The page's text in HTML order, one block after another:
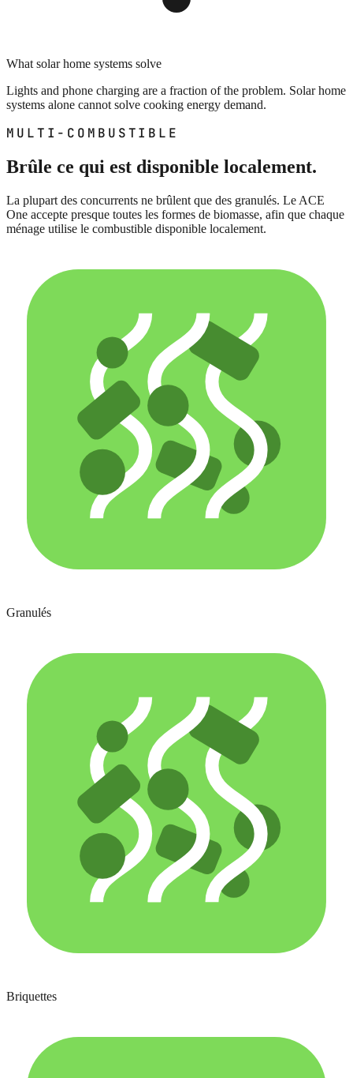
What solar home systems solve
Lights and phone charging are a fraction of the problem. Solar home
systems alone cannot solve cooking energy demand.
MULTI-COMBUSTIBLE
Brûle ce qui est disponible localement.
La plupart des concurrents ne brûlent que des granulés. Le ACE
One accepte presque toutes les formes de biomasse, afin que chaque
ménage utilise le combustible disponible localement.
Granulés
Briquettes